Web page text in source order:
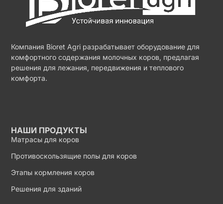
Компания Bioret Agri разрабатывает оборудование для
комфортного содержания молочных коров, предлагая
решения для лежания, передвижения и теплового
комфорта.
НАШИ ПРОДУКТЫ
Матрасы для коров
Противоскользящие полы для коров
Этапы кормления коров
Решения для зданий